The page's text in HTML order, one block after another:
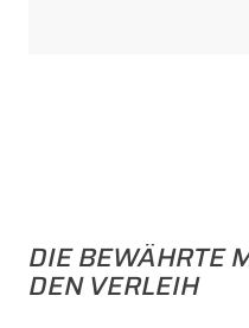
DIE BEWÄHRTE
DEN VERLEIH